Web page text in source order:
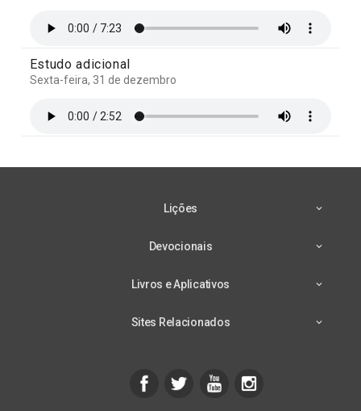
Estudo adicional
Sexta-feira, 31 de dezembro
Lições
Devocionais
Livros e Aplicativos
Sites Relacionados